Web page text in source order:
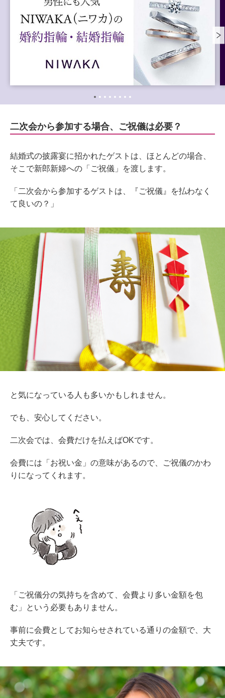
二次会から参加する場合、ご祝儀は必要？
結婚式の披露宴に招かれたゲストは、ほとんどの場合、
そこで新郎新婦への「ご祝儀」を渡します。
「二次会から参加するゲストは、『ご祝儀』を払わなく
て良いの？」
と気になっている人も多いかもしれません。
でも、安心してください。
二次会では、会費だけを払えばOKです。
会費には「お祝い金」の意味があるので、ご祝儀のかわ
りになってくれます。
「ご祝儀分の気持ちを含めて、会費より多い金額を包
む」という必要もありません。
事前に会費としてお知らせされている通りの金額で、大
丈夫です。